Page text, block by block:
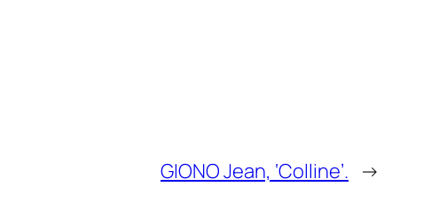
GIONO Jean, ‘Colline’. →